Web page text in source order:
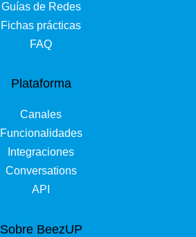
Guías de Redes
Fichas prácticas
FAQ
Plataforma
Canales
Funcionalidades
Integraciones
Conversations
API
Sobre BeezUP